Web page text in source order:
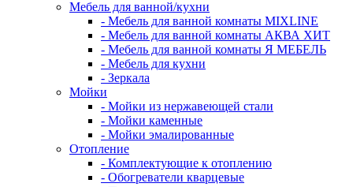
Мебель для ванной/кухни
- Мебель для ванной комнаты MIXLINE
- Мебель для ванной комнаты АКВА ХИТ
- Мебель для ванной комнаты Я МЕБЕЛЬ
- Мебель для кухни
- Зеркала
Мойки
- Мойки из нержавеющей стали
- Мойки каменные
- Мойки эмалированные
Отопление
- Комплектующие к отоплению
- Обогреватели кварцевые